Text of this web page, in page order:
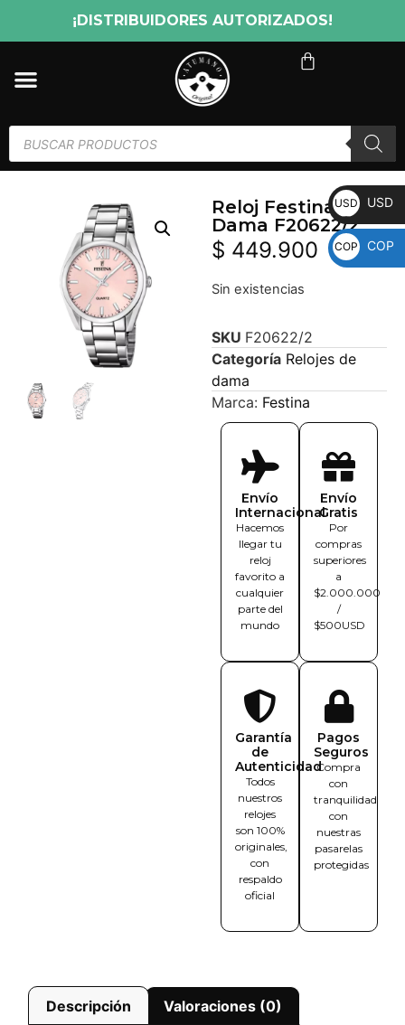
¡DISTRIBUIDORES AUTORIZADOS!
Reloj Festina
Dama F20622/2
$ 449.900
Sin existencias
SKU F20622/2
Categoría Relojes de
dama
Marca: Festina
Envío
Internacional
Hacemos
llegar tu
reloj
favorito a
cualquier
parte del
mundo
Envío
Gratis
Por
compras
superiores
a
$2.000.000
/
$500USD
Garantía
de
Autenticidad
Todos
nuestros
relojes
son 100%
originales,
con
respaldo
oficial
Pagos
Seguros
Compra
con
tranquilidad
con
nuestras
pasarelas
protegidas
Descripción Valoraciones (0)
USD USD
COP COP